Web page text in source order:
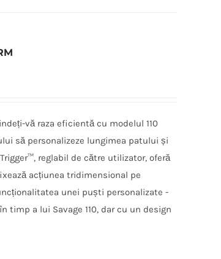
vă raza eficientă cu modelul 110
să personalizeze lungimea patului și
reglabil de către utilizator, oferă
acțiunea tridimensional pe
unei puști personalizate -
a lui Savage 110, dar cu un design